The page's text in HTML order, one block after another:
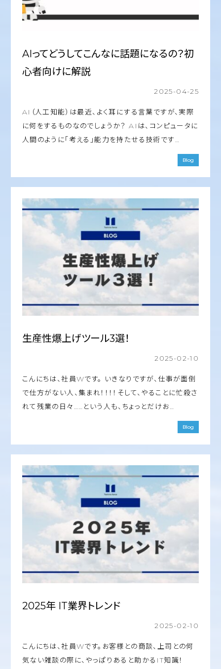
AIってどうしてこんなに話題になるの？初
心者向けに解説
2025-04-25
AI（人工知能）は最近、よく耳にする言葉ですが、実際
に何をするものなのでしょうか？ AIは、コンピュータに
人間のように「考える」能力を持たせる技術です…
Blog
生産性爆上げツール3選！
2025-02-10
こんにちは、社員Wです。 いきなりですが、仕事が面倒
で仕方がない人、集まれ！！！！そして、やることに忙殺さ
れて残業の日々……という人も、ちょっとだけお…
Blog
2025年 IT業界トレンド
2025-02-10
こんにちは、社員Wです。お客様との商談、上司との何
気ない雑談の際に、やっぱりあると助かるIT知識！